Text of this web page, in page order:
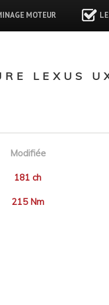
MOTEUR
LEXUS
Modifiée
181 ch
215 Nm